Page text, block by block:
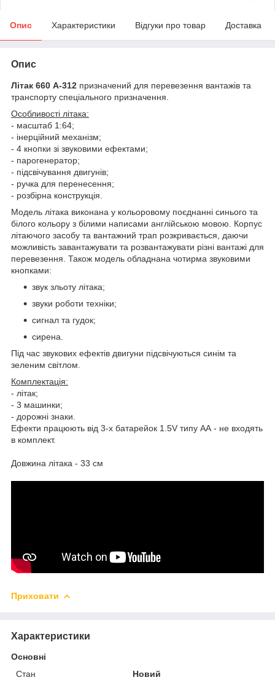
Опис Характеристики Відгуки про товар Доставка
Опис
Літак 660 А-312 призначений для перевезення вантажів та
транспорту спеціального призначення.
Особливості літака:
- масштаб 1:64;
- інерційний механізм;
- 4 кнопки зі звуковими ефектами;
- парогенератор;
- підсвічування двигунів;
- ручка для перенесення;
- розбірна конструкція.
Модель літака виконана у кольоровому поєднанні синього та
білого кольору з білими написами англійською мовою. Корпус
літаючого засобу та вантажний трап розкривається, даючи
можливість завантажувати та розвантажувати різні вантажі для
перевезення. Також модель обладнана чотирма звуковими
кнопками:
звук зльоту літака;
звуки роботи техніки;
сигнал та гудок;
сирена.
Під час звукових ефектів двигуни підсвічуються синім та
зеленим світлом.
Комплектація:
- літак;
- 3 машинки;
- дорожні знаки.
Ефекти працюють від 3-х батарейок 1.5V типу АА - не входять
в комплект.
Довжина літака - 33 см
Приховати
Характеристики
Основні
Стан
Новий